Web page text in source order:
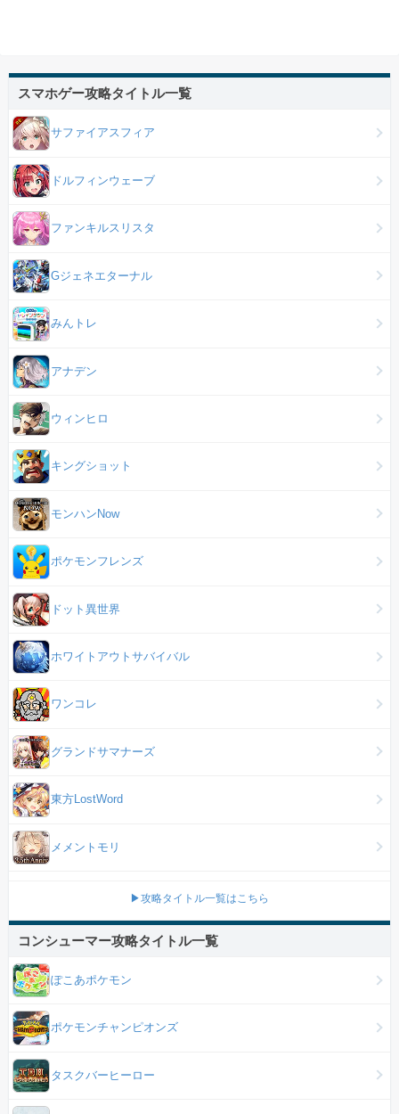
スマホゲー攻略タイトル一覧
サファイアスフィア
ドルフィンウェーブ
ファンキルスリスタ
Gジェネエターナル
みんトレ
アナデン
ウィンヒロ
キングショット
モンハンNow
ポケモンフレンズ
ドット異世界
ホワイトアウトサバイバル
ワンコレ
グランドサマナーズ
東方LostWord
メメントモリ
▶攻略タイトル一覧はこちら
コンシューマー攻略タイトル一覧
ぽこあポケモン
ポケモンチャンピオンズ
タスクバーヒーロー